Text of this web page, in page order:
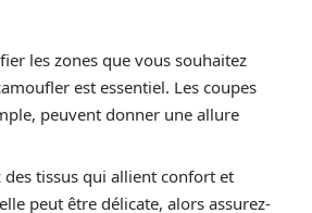
les zones que vous souhaitez
est essentiel. Les coupes
peuvent donner une allure
des tissus qui allient confort et
peut être délicate, alors assurez-